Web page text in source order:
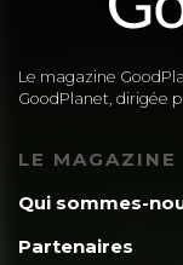
Le magazine
GoodPlanet, dirigée
LE MAGAZINE
Qui sommes-
Partenaires